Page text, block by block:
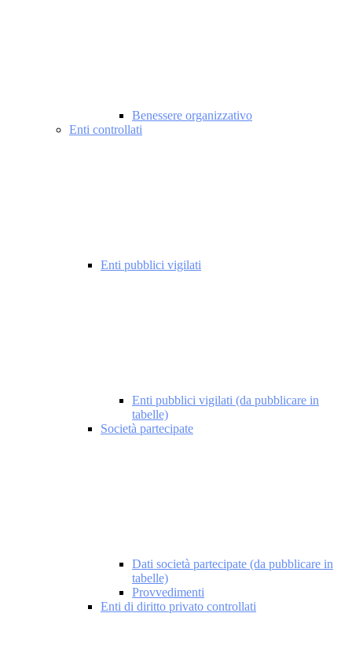
Benessere organizzativo
Enti controllati
Enti pubblici vigilati
Enti pubblici vigilati (da pubblicare in
tabelle)
Società partecipate
Dati società partecipate (da pubblicare in
tabelle)
Provvedimenti
Enti di diritto privato controllati